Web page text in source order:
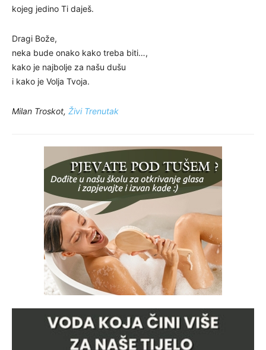
kojeg jedino Ti daješ.
Dragi Bože,
neka bude onako kako treba biti…,
kako je najbolje za našu dušu
i kako je Volja Tvoja.
Milan Troskot, Živi Trenutak